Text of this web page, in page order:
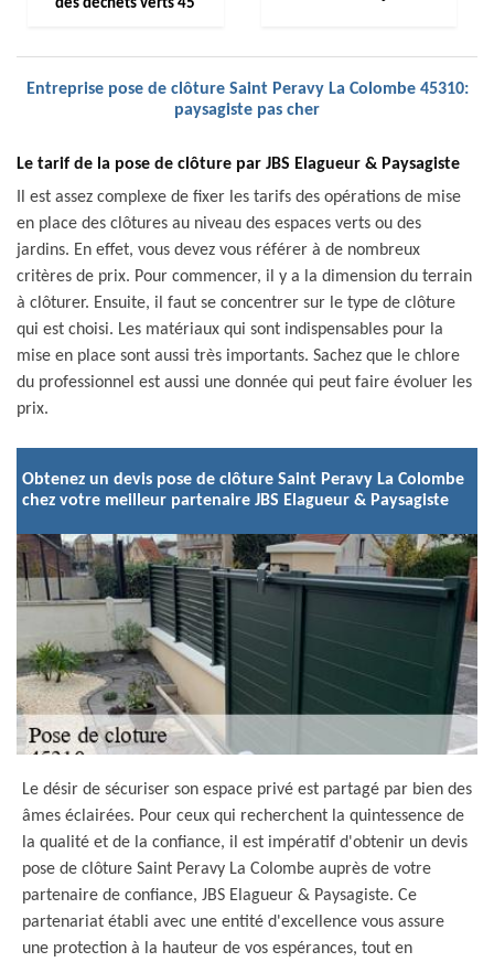
des déchets verts 45
Entreprise pose de clôture Saint Peravy La Colombe 45310:
paysagiste pas cher
Le tarif de la pose de clôture par JBS Elagueur & Paysagiste
Il est assez complexe de fixer les tarifs des opérations de mise
en place des clôtures au niveau des espaces verts ou des
jardins. En effet, vous devez vous référer à de nombreux
critères de prix. Pour commencer, il y a la dimension du terrain
à clôturer. Ensuite, il faut se concentrer sur le type de clôture
qui est choisi. Les matériaux qui sont indispensables pour la
mise en place sont aussi très importants. Sachez que le chlore
du professionnel est aussi une donnée qui peut faire évoluer les
prix.
Obtenez un devis pose de clôture Saint Peravy La Colombe
chez votre meilleur partenaire JBS Elagueur & Paysagiste
Le désir de sécuriser son espace privé est partagé par bien des
âmes éclairées. Pour ceux qui recherchent la quintessence de
la qualité et de la confiance, il est impératif d'obtenir un devis
pose de clôture Saint Peravy La Colombe auprès de votre
partenaire de confiance, JBS Elagueur & Paysagiste. Ce
partenariat établi avec une entité d'excellence vous assure
une protection à la hauteur de vos espérances, tout en